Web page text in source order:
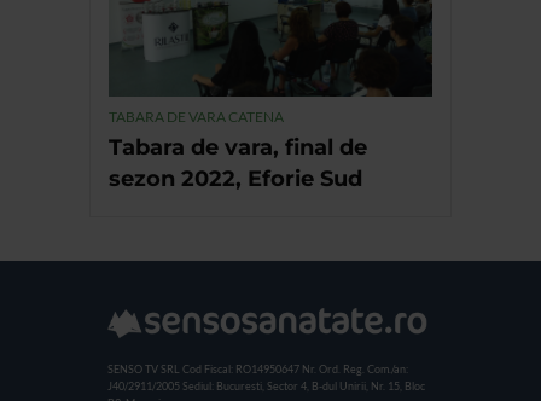
TABARA DE VARA CATENA
Tabara de vara, final de
sezon 2022, Eforie Sud
SENSO TV SRL Cod Fiscal: RO14950647 Nr. Ord. Reg. Com./an:
J40/2911/2005 Sediul: Bucuresti, Sector 4, B-dul Unirii, Nr. 15, Bloc